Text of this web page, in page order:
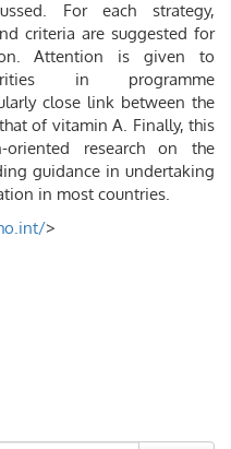
For each strategy,
criteria are suggested for
Attention is given to
in programme
close link between the
of vitamin A. Finally, this
oriented research on the
guidance in undertaking
in most countries.
>